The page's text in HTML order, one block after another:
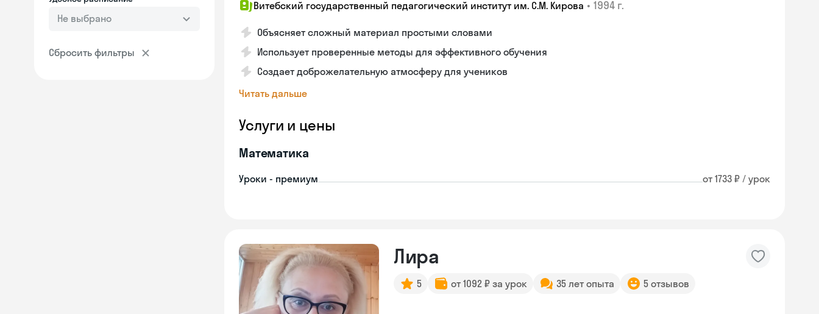
Не выбрано
Сбросить фильтры
Витебский государственный педагогический институт им. С.М. Кирова • 1994 г.
Объясняет сложный материал простыми словами
Использует проверенные методы для эффективного обучения
Создает доброжелательную атмосферу для учеников
Читать дальше
Услуги и цены
Математика
Уроки - премиум от 1733 ₽ / урок
Лира
5 от 1092 ₽ за урок 35 лет опыта 5 отзывов